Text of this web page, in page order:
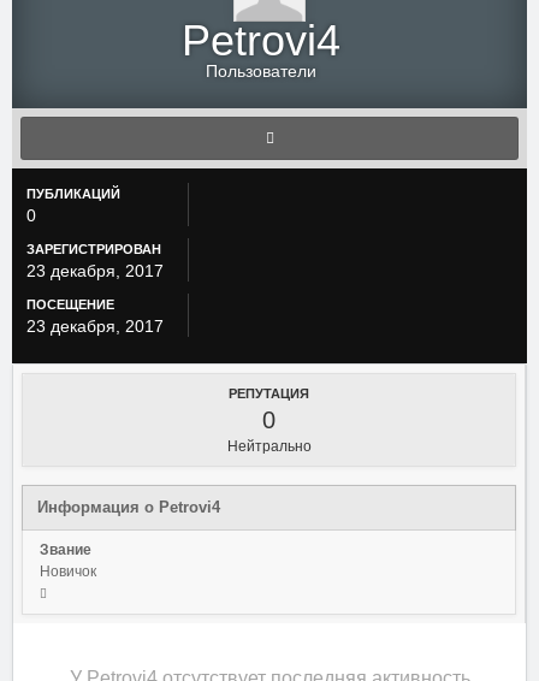
Petrovi4
Пользователи
ПУБЛИКАЦИЙ
0
ЗАРЕГИСТРИРОВАН
23 декабря, 2017
ПОСЕЩЕНИЕ
23 декабря, 2017
РЕПУТАЦИЯ
0
Нейтрально
Информация о Petrovi4
Звание
Новичок